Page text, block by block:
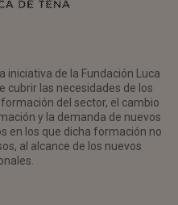
iniciativa de la Fundación Luca
cubrir las necesidades de los
del sector, el cambio
y la demanda de nuevos
en los que dicha formación no
al alcance de los nuevos